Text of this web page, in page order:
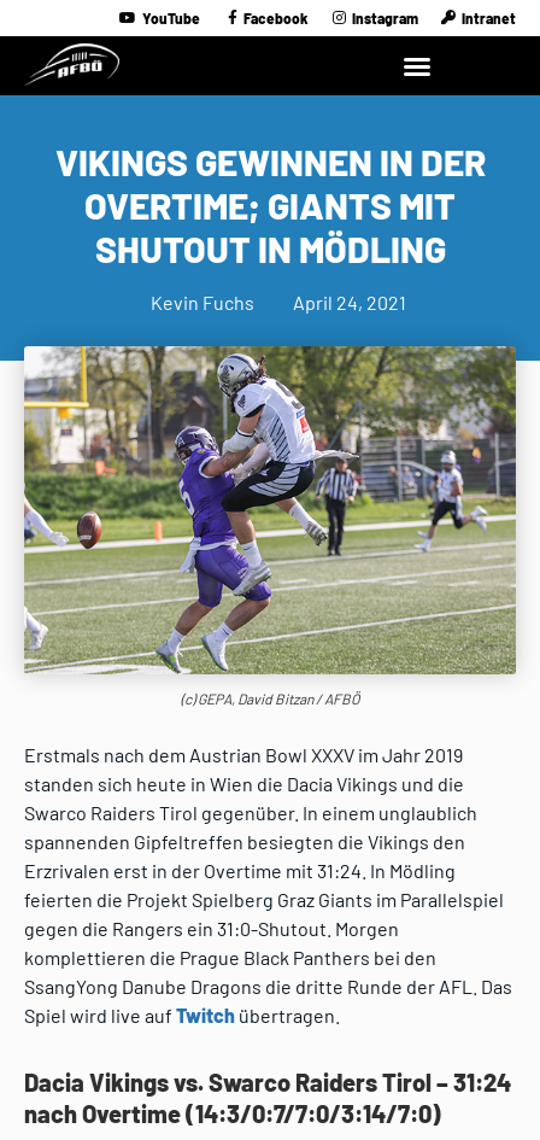
YouTube Facebook Instagram Intranet
VIKINGS GEWINNEN IN DER
OVERTIME; GIANTS MIT
SHUTOUT IN MÖDLING
Kevin Fuchs April 24, 2021
(c) GEPA, David Bitzan / AFBÖ
Erstmals nach dem Austrian Bowl XXXV im Jahr 2019
standen sich heute in Wien die Dacia Vikings und die
Swarco Raiders Tirol gegenüber. In einem unglaublich
spannenden Gipfeltreffen besiegten die Vikings den
Erzrivalen erst in der Overtime mit 31:24. In Mödling
feierten die Projekt Spielberg Graz Giants im Parallelspiel
gegen die Rangers ein 31:0-Shutout. Morgen
komplettieren die Prague Black Panthers bei den
SsangYong Danube Dragons die dritte Runde der AFL. Das
Spiel wird live auf Twitch übertragen.
Dacia Vikings vs. Swarco Raiders Tirol – 31:24
nach Overtime(14:3/0:7/7:0/3:14/7:0)